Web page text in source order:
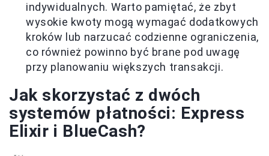
indywidualnych. Warto pamiętać, że zbyt
wysokie kwoty mogą wymagać dodatkowych
kroków lub narzucać codzienne ograniczenia,
co również powinno być brane pod uwagę
przy planowaniu większych transakcji.
Jak skorzystać z dwóch
systemów płatności: Express
Elixir i BlueCash?